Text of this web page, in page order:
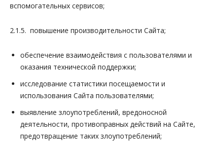
вспомогательных сервисов;
2.1.5. повышение производительности Сайта;
обеспечение взаимодействия с пользователями и
оказания технической поддержки;
исследование статистики посещаемости и
использования Сайта пользователями;
выявление злоупотреблений, вредоносной
деятельности, противоправных действий на Сайте,
предотвращение таких злоупотреблений;